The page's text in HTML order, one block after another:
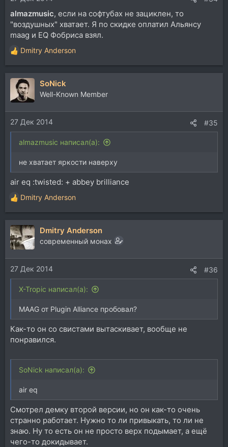
almazmusic, если на софтубах не зациклен, то
"воздушных" хватает. Я по скидке оплатил Альянсу
maag и EQ Фобриса взял.
Р
е
а
и
и
:
Dmitry Anderson
SoNick
Well-Known Member
27 Дек 2014 #35
almazmusic написал(а):
не хватает яркости наверху
air eq :twisted: + abbey brilliance
Р
е
а
к
ц
и
и
:
Dmitry Anderson
Dmitry Anderson
современный монах
27 Дек 2014 #36
X-Tropic написал(а):
MAAG от Plugin Alliance пробовал?
Как-то он со свистами вытаскивает, вообще не
понравился.
SoNick написал(а):
air eq
Смотрел демку второй версии, но он как-то очень
странно работает. Нужно то ли привыкать, то ли не
знаю. Ну то есть он не просто верх подымает, а ещё
чего-то докидывает.